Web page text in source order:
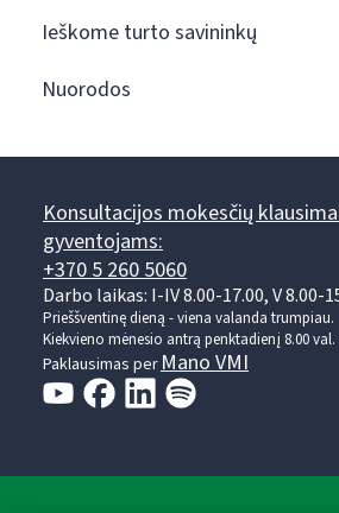
Ieškome turto savininkų
Nuorodos
Konsultacijos mokesčių
gyventojams:
+370 5 260 5060
Darbo laikas: I-IV 8.00-17.00, V 8.00-
Prieššventinę dieną - viena valanda trumpiau.
Kiekvieno mėnesio antrą penktadienį 8.00 val.
Paklausimas per Mano VMI